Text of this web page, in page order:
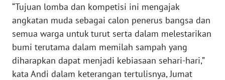
“Tujuan lomba dan kompetisi ini mengajak
angkatan muda sebagai calon penerus bangsa dan
semua warga untuk turut serta dalam melestarikan
bumi terutama dalam memilah sampah yang
diharapkan dapat menjadi kebiasaan sehari-hari,”
kata Andi dalam keterangan tertulisnya, Jumat
SULBAR
WN
BABEL